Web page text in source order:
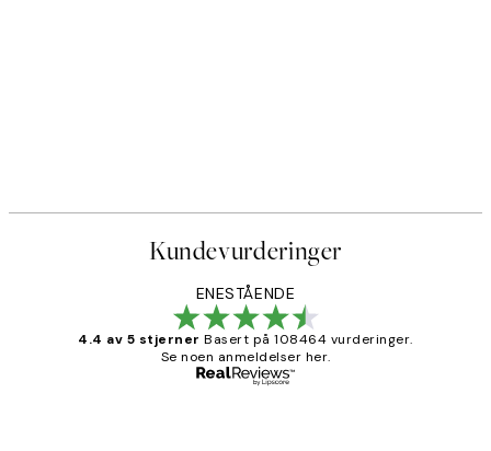
Kundevurderinger
ENESTÅENDE
4.4 av 5 stjerner Basert på 108464 vurderinger.
Se noen anmeldelser her.